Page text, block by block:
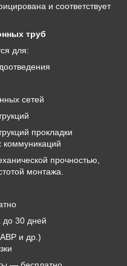
и соответствует
труб
для:
сетей
прокладки
прочностью,
монтажа.
до 30 дней
и др.)